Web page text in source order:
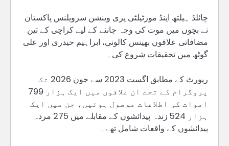
چائلڈ ہیلتھ اینڈ مورٹیلٹی پری وینشن سرویلنس پاکستان
نے بچوں میں موت کی وجہ جاننے کے لیے کراچی کے تین
مضافاتی علاقوں بھینس کالونی، ابراہیم حیدری اور علی
گوٹھ میں تحقیقات شروع کی۔
رپورٹ کے مطابق اگست 2023 سے جون 2026 تک
پروگرام کے تحت ان علاقوں میں ایک ہزار 799
اموات کی اطلاعات موصول ہوئیں، جن میں ایک
ہزار 524 زندہ پیدائشوں کے مقابلے میں 275 مردہ
پیدائشوں کے واقعات شامل تھے۔